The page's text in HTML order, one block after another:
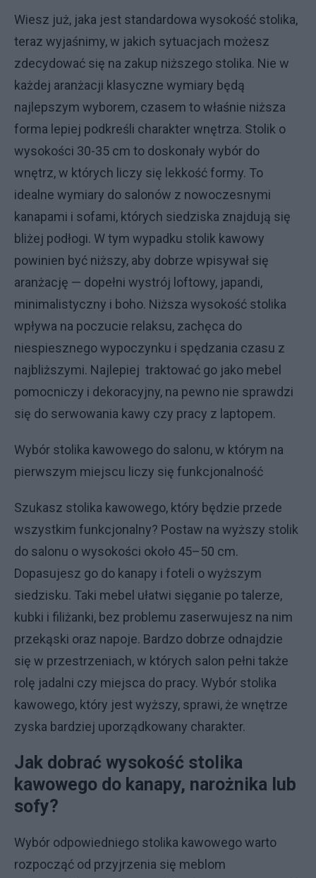
Wiesz już, jaka jest standardowa wysokość stolika,
teraz wyjaśnimy, w jakich sytuacjach możesz
zdecydować się na zakup niższego stolika. Nie w
każdej aranżacji klasyczne wymiary będą
najlepszym wyborem, czasem to właśnie niższa
forma lepiej podkreśli charakter wnętrza. Stolik o
wysokości 30-35 cm to doskonały wybór do
wnętrz, w których liczy się lekkość formy. To
idealne wymiary do salonów z nowoczesnymi
kanapami i sofami, których siedziska znajdują się
bliżej podłogi. W tym wypadku stolik kawowy
powinien być niższy, aby dobrze wpisywał się
aranżację — dopełni wystrój loftowy, japandi,
minimalistyczny i boho. Niższa wysokość stolika
wpływa na poczucie relaksu, zachęca do
niespiesznego wypoczynku i spędzania czasu z
najbliższymi. Najlepiej traktować go jako mebel
pomocniczy i dekoracyjny, na pewno nie sprawdzi
się do serwowania kawy czy pracy z laptopem.
Wybór stolika kawowego do salonu, w którym na
pierwszym miejscu liczy się funkcjonalność
Szukasz stolika kawowego, który będzie przede
wszystkim funkcjonalny? Postaw na wyższy stolik
do salonu o wysokości około 45–50 cm.
Dopasujesz go do kanapy i foteli o wyższym
siedzisku. Taki mebel ułatwi sięganie po talerze,
kubki i filiżanki, bez problemu zaserwujesz na nim
przekąski oraz napoje. Bardzo dobrze odnajdzie
się w przestrzeniach, w których salon pełni także
rolę jadalni czy miejsca do pracy. Wybór stolika
kawowego, który jest wyższy, sprawi, że wnętrze
zyska bardziej uporządkowany charakter.
Jak dobrać wysokość stolika
kawowego do kanapy, narożnika lub
sofy?
Wybór odpowiedniego stolika kawowego warto
rozpocząć od przyjrzenia się meblom